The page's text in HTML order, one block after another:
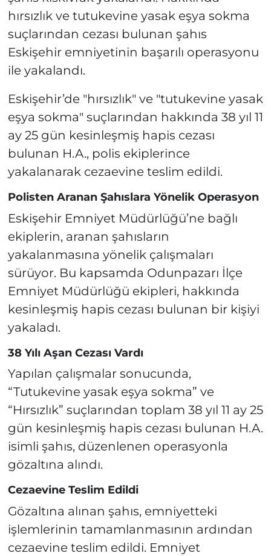
hırsızlık ve tutukevine yasak eşya sokma
suçlarından cezası bulunan şahıs
Eskişehir emniyetinin başarılı operasyonu
ile yakalandı.
Eskişehir’de "hırsızlık" ve "tutukevine yasak
eşya sokma" suçlarından hakkında 38 yıl 11
ay 25 gün kesinleşmiş hapis cezası
bulunan H.A., polis ekiplerince
yakalanarak cezaevine teslim edildi.
Polisten Aranan Şahıslara Yönelik Operasyon
Eskişehir Emniyet Müdürlüğü’ne bağlı
ekiplerin, aranan şahısların
yakalanmasına yönelik çalışmaları
sürüyor. Bu kapsamda Odunpazarı İlçe
Emniyet Müdürlüğü ekipleri, hakkında
kesinleşmiş hapis cezası bulunan bir kişiyi
yakaladı.
38 Yılı Aşan Cezası Vardı
Yapılan çalışmalar sonucunda,
“Tutukevine yasak eşya sokma” ve
“Hırsızlık” suçlarından toplam 38 yıl 11 ay 25
gün kesinleşmiş hapis cezası bulunan H.A.
isimli şahıs, düzenlenen operasyonla
gözaltına alındı.
Cezaevine Teslim Edildi
Gözaltına alınan şahıs, emniyetteki
işlemlerinin tamamlanmasının ardından
cezaevine teslim edildi. Emniyet